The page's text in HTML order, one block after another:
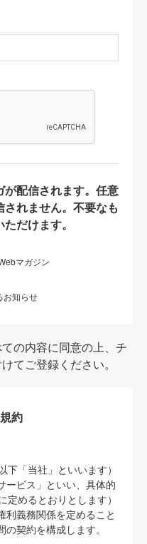
配信されます。任意
れません。不要なも
だけます。
マガジン
お知らせ
の内容に同意の上、チ
てご登録ください。
約
「当社」といいます）
ービス」といい、具体的
めるとおりとします）
利義務関係を定めること
契約を構成します。